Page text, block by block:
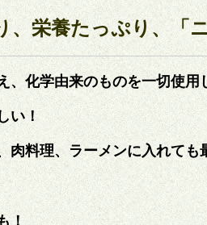
、栄養たっぷり、「
、化学由来のものを一切使用
い！
肉料理、ラーメンに入れても
！